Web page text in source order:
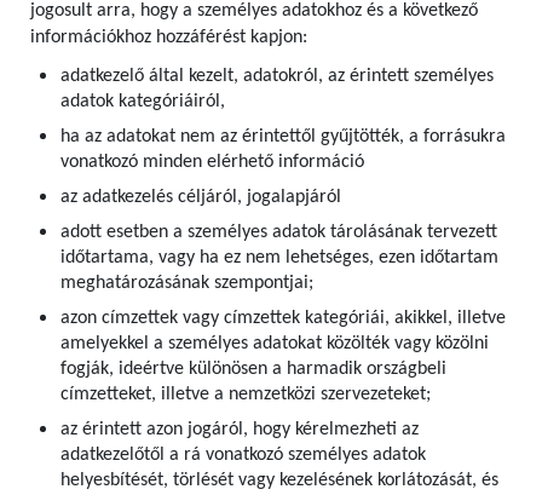
jogosult arra, hogy a személyes adatokhoz és a következő
információkhoz hozzáférést kapjon:
adatkezelő által kezelt, adatokról, az érintett személyes
adatok kategóriáiról,
ha az adatokat nem az érintettől gyűjtötték, a forrásukra
vonatkozó minden elérhető információ
az adatkezelés céljáról, jogalapjáról
adott esetben a személyes adatok tárolásának tervezett
időtartama, vagy ha ez nem lehetséges, ezen időtartam
meghatározásának szempontjai;
azon címzettek vagy címzettek kategóriái, akikkel, illetve
amelyekkel a személyes adatokat közölték vagy közölni
fogják, ideértve különösen a harmadik országbeli
címzetteket, illetve a nemzetközi szervezeteket;
az érintett azon jogáról, hogy kérelmezheti az
adatkezelőtől a rá vonatkozó személyes adatok
helyesbítését, törlését vagy kezelésének korlátozását, és